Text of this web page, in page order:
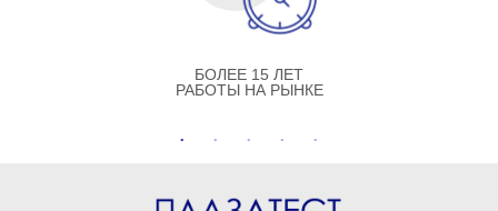
БОЛЕЕ 15 ЛЕТ
РАБОТЫ НА РЫНКЕ